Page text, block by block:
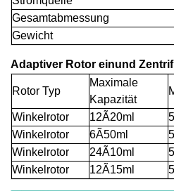
Gesamtabmessung
Gewicht
Adaptiver Rotor einund
Rotor Typ
Maximale
Kapazität
Winkelrotor 12Ã20ml
Winkelrotor
6Ã50ml
Winkelrotor
24Ã10ml
Winkelrotor
12Ã15ml